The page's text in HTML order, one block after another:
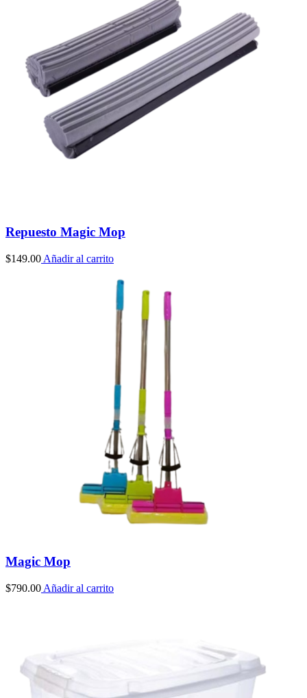
Repuesto Magic Mop
$149.00 Añadir al carrito
Magic Mop
$790.00 Añadir al carrito